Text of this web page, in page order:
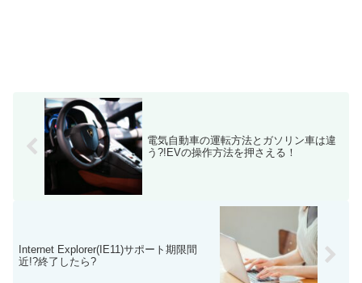
電気自動車の運転方法とガソリン車は違
う?!EVの操作方法を押さえる！
Internet Explorer(IE11)サポート期限間
近!?終了したら?